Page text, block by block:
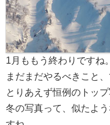
1月ももう終わりですね
まだまだやるべきこと
とりあえず恒例のトッ
冬の写真って、似たよ